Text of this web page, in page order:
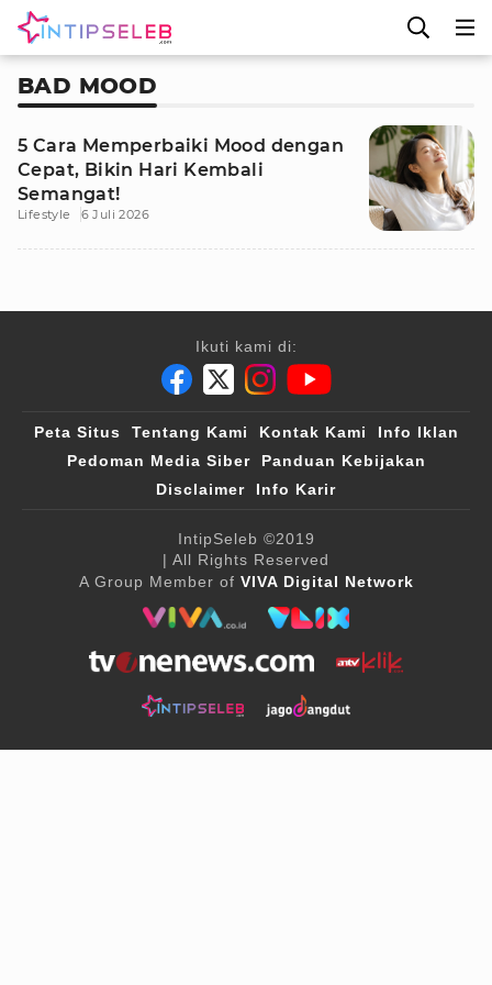
BAD MOOD
5 Cara Memperbaiki Mood dengan
Cepat, Bikin Hari Kembali
Semangat!
Lifestyle 6 Juli 2026
Ikuti kami di:
Peta Situs Tentang Kami Kontak Kami
Info Iklan
Pedoman Media Siber
Panduan Kebijakan
Disclaimer
Info Karir
IntipSeleb ©2019
| All Rights Reserved
A Group Member of VIVA Digital Network